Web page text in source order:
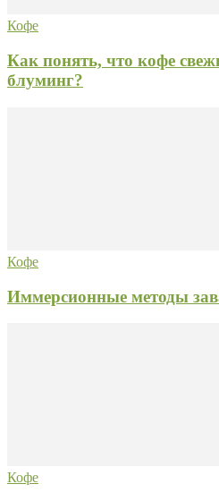
Кофе
Как понять, что кофе
блуминг?
Кофе
Иммерсионные методы
Кофе